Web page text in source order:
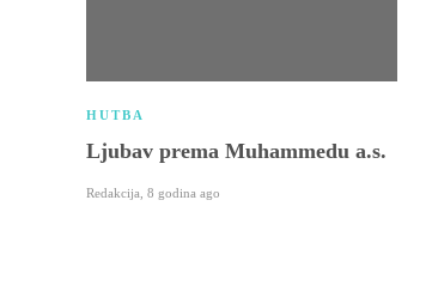
HUTBA
Ljubav prema Muhammedu a.s.
Redakcija 8 godina ago